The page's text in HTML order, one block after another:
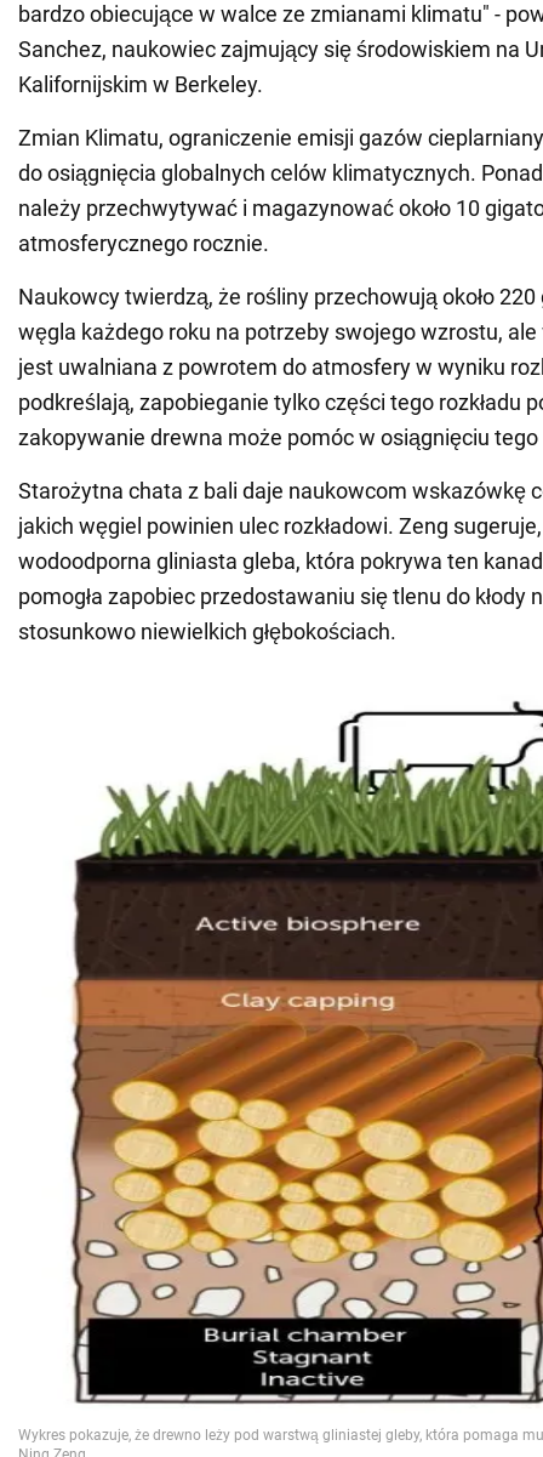
bardzo obiecujące w walce ze zmianami klimatu" -
Sanchez, naukowiec zajmujący się środowiskiem na
Kalifornijskim w Berkeley.
Zmian Klimatu, ograniczenie emisji gazów
do osiągnięcia globalnych celów klimatycznych.
należy przechwytywać i magazynować około 10
atmosferycznego rocznie.
Naukowcy twierdzą, że rośliny przechowują około
węgla każdego roku na potrzeby swojego wzrostu,
jest uwalniana z powrotem do atmosfery w wyniku
podkreślają, zapobieganie tylko części tego rozkładu
zakopywanie drewna może pomóc w osiągnięciu tego
Starożytna chata z bali daje naukowcom wskazówkę
jakich węgiel powinien ulec rozkładowi. Zeng
wodoodporna gliniasta gleba, która pokrywa ten
pomogła zapobiec przedostawaniu się tlenu do kłody
stosunkowo niewielkich głębokościach.